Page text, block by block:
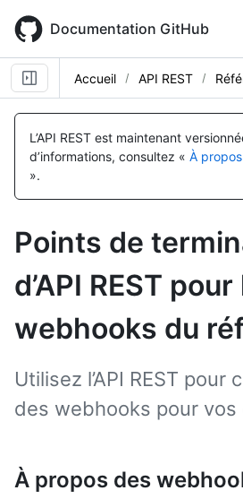
main
content
Documentation GitHub
Accueil API REST
L’API REST est maintenant
d’informations, consultez « À propos
».
Points de
d’API REST
webhooks du
Utilisez l’API REST pour
des webhooks pour vos
À propos des
Nom, Type,
Description
Nom, Type,
Description
Nom, Type,
Description
Nom, Type,
Description
Nom, Type,
Description
Nom, Type,
Description
Nom, Type,
Description
Nom, Type,
Description
Nom, Type,
Description
Nom, Type,
Description
Nom, Type,
Description
Nom, Type,
Description
Nom, Type,
Description
Nom, Type,
Description
Nom, Type,
Description
Nom, Type,
Description
Nom, Type,
Description
Nom, Type,
Description
Nom, Type,
Description
Nom, Type,
Description
Nom, Type,
Description
Nom, Type,
Description
Nom, Type,
Description
Nom, Type,
Description
Nom, Type,
Description
Nom, Type,
Description
Nom, Type,
Description
Nom, Type,
Description
Nom, Type,
Description